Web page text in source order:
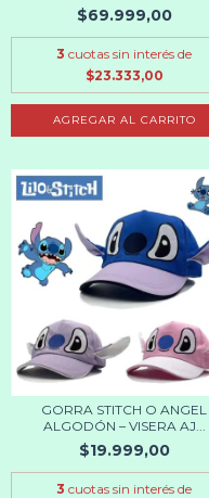
$69.999,00
3 cuotas sin interés de
$23.333,00
AGREGAR AL CARRITO
GORRA STITCH O ANGEL
ALGODÓN – VISERA AJ...
$19.999,00
3 cuotas sin interés de